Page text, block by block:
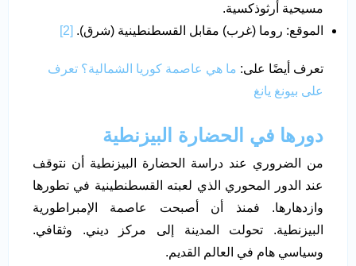
مسيحية أرثوذكسية.
الموقع: روما (غرب) مقابل القسطنطينية (شرق). [2]
تعرف أيضًا على: ما هي عاصمة كوريا الشمالية؟ تعرف
على بيونغ يانغ
دورها في الحضارة البيزنطية
من الضروري عند دراسة الحضارة البيزنطية أن نتوقف
عند الدور المحوري الذي لعبته القسطنطينية في تطورها
وازدهارها. فمنذ أن أصبحت عاصمة الإمبراطورية
البيزنطية. تحولت المدينة إلى مركز ديني. وثقافي.
وسياسي هام في العالم القديم.